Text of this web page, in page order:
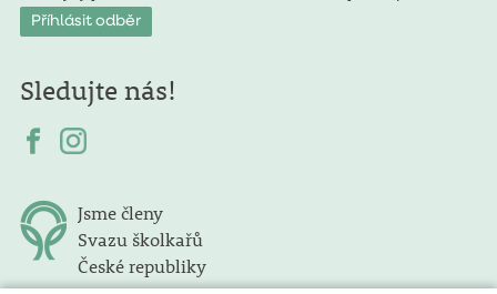
Sledujte nás!
Jsme členy
Svazu školkařů
České republiky